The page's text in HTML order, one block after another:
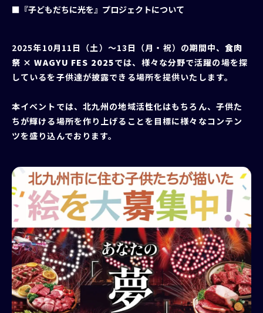
■『子どもだちに光を』プロジェクトについて
2025年10月11日（土）～13日（月・祝）の期間中、食肉
祭 × WAGYU FES 2025では、様々な分野で活躍の場を探
しているを子供達が披露できる場所を提供いたします。
本イベントでは、北九州の地域活性化はもちろん、子供た
ちが輝ける場所を作り上げることを目標に様々なコンテン
ツを盛り込んでおります。